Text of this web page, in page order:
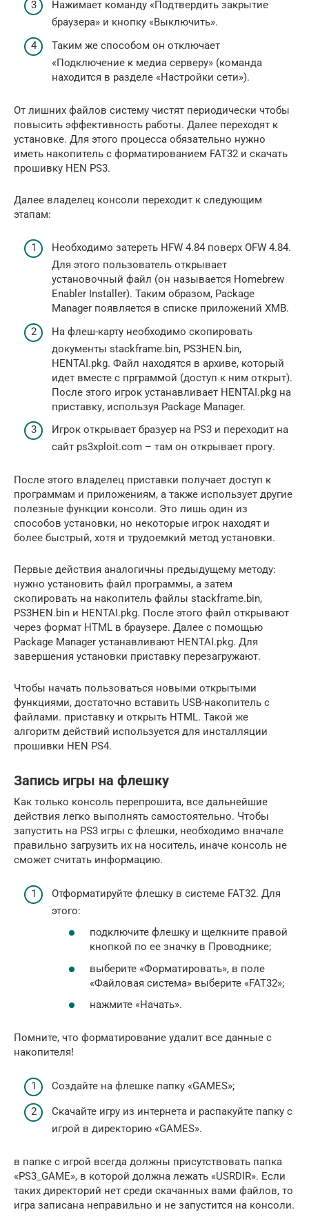
Нажимает команду «Подтвердить закрытие
браузера» и кнопку «Выключить».
Таким же способом он отключает
«Подключение к медиа серверу» (команда
находится в разделе «Настройки сети»).
От лишних файлов систему чистят периодически чтобы
повысить эффективность работы. Далее переходят к
установке. Для этого процесса обязательно нужно
иметь накопитель с форматированием FAT32 и скачать
прошивку HEN PS3.
Далее владелец консоли переходит к следующим
этапам:
Необходимо затереть HFW 4.84 поверх OFW 4.84.
Для этого пользователь открывает
установочный файл (он называется Homebrew
Enabler Installer). Таким образом, Package
Manager появляется в списке приложений XMB.
На флеш-карту необходимо скопировать
документы stackframe.bin, PS3HEN.bin,
HENTAI.pkg. Файл находятся в архиве, который
идет вместе с прграммой (доступ к ним открыт).
После этого игрок устанавливает HENTAI.pkg на
приставку, используя Package Manager.
Игрок открывает бразуер на PS3 и переходит на
сайт ps3xploit.com – там он открывает прогу.
После этого владелец приставки получает доступ к
программам и приложениям, а также использует другие
полезные функции консоли. Это лишь один из
способов установки, но некоторые игрок находят и
более быстрый, хотя и трудоемкий метод установки.
Первые действия аналогичны предыдущему методу:
нужно установить файл программы, а затем
скопировать на накопитель файлы stackframe.bin,
PS3HEN.bin и HENTAI.pkg. После этого файл открывают
через формат HTML в браузере. Далее с помощью
Package Manager устанавливают HENTAI.pkg. Для
завершения установки приставку перезагружают.
Чтобы начать пользоваться новыми открытыми
функциями, достаточно вставить USB-накопитель с
файлами. приставку и открыть HTML. Такой же
алгоритм действий используется для инсталляции
прошивки HEN PS4.
Запись игры на флешку
Как только консоль перепрошита, все дальнейшие
действия легко выполнять самостоятельно. Чтобы
запустить на PS3 игры с флешки, необходимо вначале
правильно загрузить их на носитель, иначе консоль не
сможет считать информацию.
Отформатируйте флешку в системе FAT32. Для
этого:
подключите флешку и щелкните правой
кнопкой по ее значку в Проводнике;
выберите «Форматировать», в поле
«Файловая система» выберите «FAT32»;
нажмите «Начать».
Помните, что форматирование удалит все данные с
накопителя!
Создайте на флешке папку «GAMES»;
Скачайте игру из интернета и распакуйте папку с
игрой в директорию «GAMES».
в папке с игрой всегда должны присутствовать папка
«PS3_GAME», в которой должна лежать «USRDIR». Если
таких директорий нет среди скачанных вами файлов, то
игра записана неправильно и не запустится на консоли.